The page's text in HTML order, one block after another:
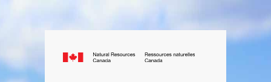
Canada.ca
/